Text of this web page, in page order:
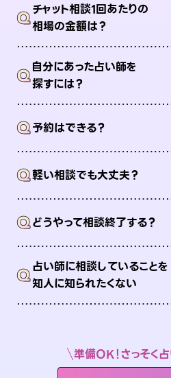
Qチャット相談1回あたりの
相場の金額は？
Q自分にあった占い師を
探すには？
Q予約はできる？
Q軽い相談でも大丈夫？
Qどうやって相談終了する？
Q占い師に相談していることを
知人に知られたくない
準備OK！さっそく